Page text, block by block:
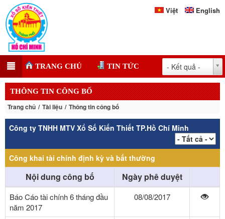
Việt English
TRANG CHỦ TIN TỨC - Kết quả -
THÔNG TIN CÔNG BỐ
Trang chủ Tài liệu Thông tin công bố
Công ty TNHH MTV Xổ Số Kiến Thiết TP.Hồ Chí Minh
Công khai tài chính định kỳ và bất thường
Nội dung công bố Ngày phê duyệt
Báo Cáo tài chính 6 tháng đầu
năm 2017
08/08/2017